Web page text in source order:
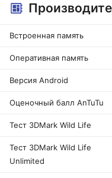
Встроенная память
Оперативная память
Версия Android
Оценочный балл AnTuTu
Тест 3DMark Wild Life
Тест 3DMark Wild Life
Unlimited